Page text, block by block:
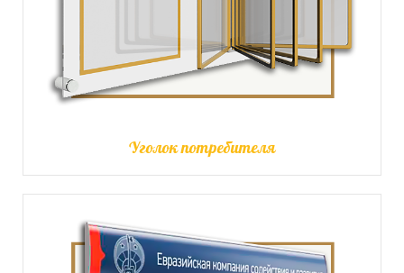
Уголок потребителя